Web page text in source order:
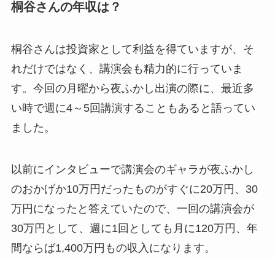
桐谷さんの年収は？
桐谷さんは投資家として利益を得ていますが、そ
れだけではなく、講演会も精力的に行っていま
す。今回の月曜から夜ふかし出演の際に、最近多
い時で週に4～5回講演することもあると語ってい
ました。
以前にインタビューで講演会のギャラが夜ふかし
のおかげか10万円だったものがすぐに20万円、30
万円になったと答えていたので、一回の講演会が
30万円として、週に1回としても月に120万円、年
間ならば1,400万円もの収入になります。